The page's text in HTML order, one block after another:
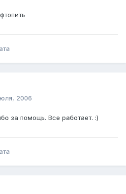
2006
за помощь. Все работает. :)